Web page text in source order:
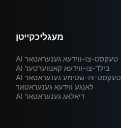
מעגליכקייטן
AI טעקסט-צו-ווידעא גענעראטאר
AI בילד-צו-ווידעא קאנווערטער
AI טעקסט-צו-שטימע גענעראטאר
לאנגע ווידעא גענעראטאר
AI דיאלאג גענעראטאר